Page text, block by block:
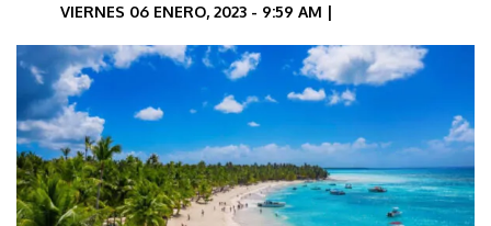
VIERNES 06 ENERO, 2023 - 9:59 AM |